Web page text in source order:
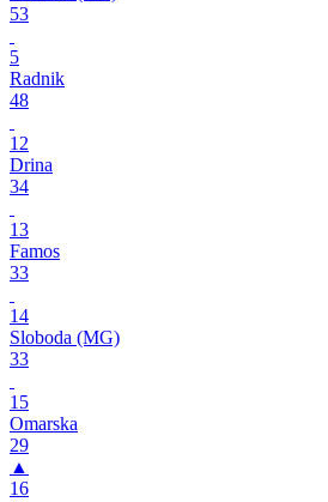
53
5
Radnik
48
12
Drina
34
13
Famos
33
14
Sloboda (MG)
33
15
Omarska
29
▲
16